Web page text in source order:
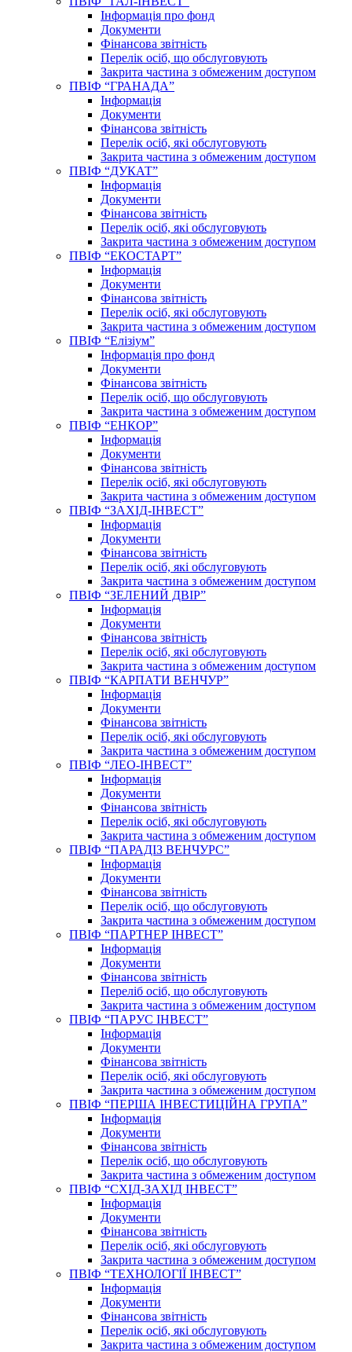
Інформація про фонд
Документи
Фінансова звітність
Перелік осіб, що обслуговують
Закрита частина з обмеженим доступом
ПВІФ “ГРАНАДА”
Інформація
Документи
Фінансова звітність
Перелік осіб, які обслуговують
Закрита частина з обмеженим доступом
ПВІФ “ДУКАТ”
Інформація
Документи
Фінансова звітність
Перелік осіб, які обслуговують
Закрита частина з обмеженим доступом
ПВІФ “ЕКОСТАРТ”
Інформація
Документи
Фінансова звітність
Перелік осіб, які обслуговують
Закрита частина з обмеженим доступом
ПВІФ “Елізіум”
Інформація про фонд
Документи
Фінансова звітність
Перелік осіб, що обслуговують
Закрита частина з обмеженим доступом
ПВІФ “ЕНКОР”
Інформація
Документи
Фінансова звітність
Перелік осіб, які обслуговують
Закрита частина з обмеженим доступом
ПВІФ “ЗАХІД-ІНВЕСТ”
Інформація
Документи
Фінансова звітність
Перелік осіб, які обслуговують
Закрита частина з обмеженим доступом
ПВІФ “ЗЕЛЕНИЙ ДВІР”
Інформація
Документи
Фінансова звітність
Перелік осіб, які обслуговують
Закрита частина з обмеженим доступом
ПВІФ “КАРПАТИ ВЕНЧУР”
Інформація
Документи
Фінансова звітність
Перелік осіб, які обслуговують
Закрита частина з обмеженим доступом
ПВІФ “ЛЕО-ІНВЕСТ”
Інформація
Документи
Фінансова звітність
Перелік осіб, які обслуговують
Закрита частина з обмеженим доступом
ПВІФ “ПАРАДІЗ ВЕНЧУРС”
Інформація
Документи
Фінансова звітність
Перелік осіб, що обслуговують
Закрита частина з обмеженим доступом
ПВІФ “ПАРТНЕР ІНВЕСТ”
Інформація
Документи
Фінансова звітність
Переліб осіб, що обслуговують
Закрита частина з обмеженим доступом
ПВІФ “ПАРУС ІНВЕСТ”
Інформація
Документи
Фінансова звітність
Перелік осіб, які обслуговують
Закрита частина з обмеженим доступом
ПВІФ “ПЕРША ІНВЕСТИЦІЙНА ГРУПА”
Інформація
Документи
Фінансова звітність
Перелік осіб, що обслуговують
Закрита частина з обмеженим доступом
ПВІФ “СХІД-ЗАХІД ІНВЕСТ”
Інформація
Документи
Фінансова звітність
Перелік осіб, які обслуговують
Закрита частина з обмеженим доступом
ПВІФ “ТЕХНОЛОГІЇ ІНВЕСТ”
Інформація
Документи
Фінансова звітність
Перелік осіб, які обслуговують
Закрита частина з обмеженим доступом